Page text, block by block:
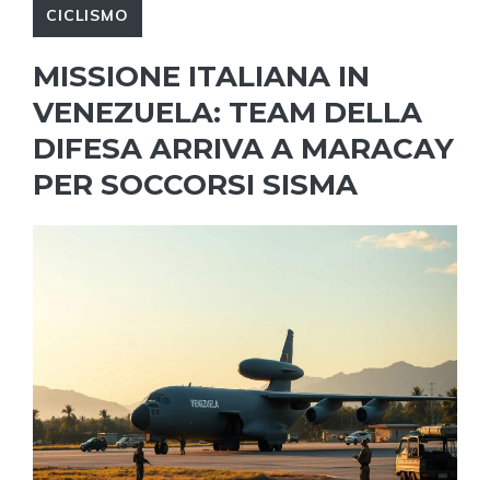
CICLISMO
MISSIONE ITALIANA IN
VENEZUELA: TEAM DELLA
DIFESA ARRIVA A MARACAY
PER SOCCORSI SISMA